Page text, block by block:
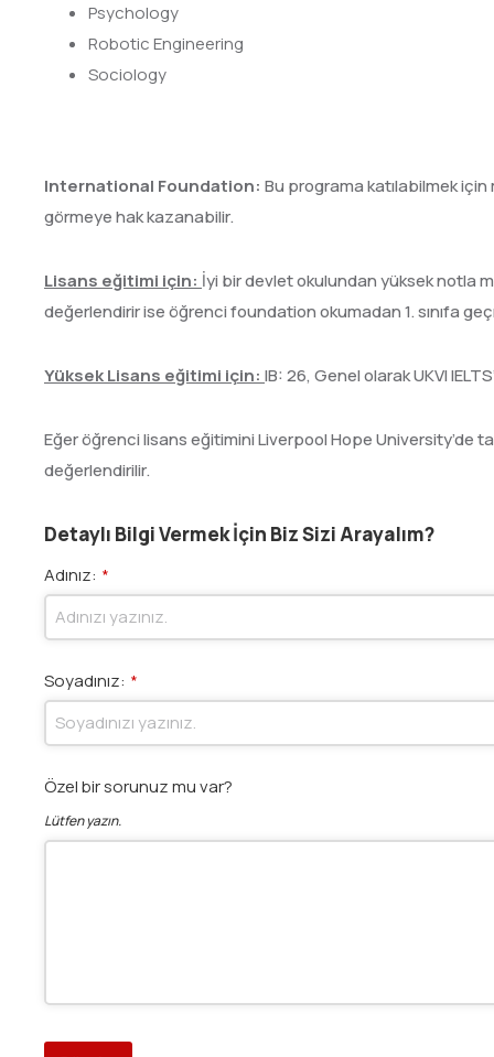
Psychology
Robotic Engineering
Sociology
International Foundation: Bu programa katılabilmek
görmeye hak kazanabilir.
Lisans eğitimi için: İyi bir devlet okulundan yüksek notla
değerlendirir ise öğrenci foundation okumadan 1. sınıfa
Yüksek Lisans eğitimi için: IB: 26, Genel olarak UKVI
Eğer öğrenci lisans eğitimini Liverpool Hope University’de
değerlendirilir.
Detaylı Bilgi Vermek İçin Biz Sizi Arayalım?
Adınız: *
Soyadınız: *
Özel bir sorunuz mu var?
Lütfen yazın.